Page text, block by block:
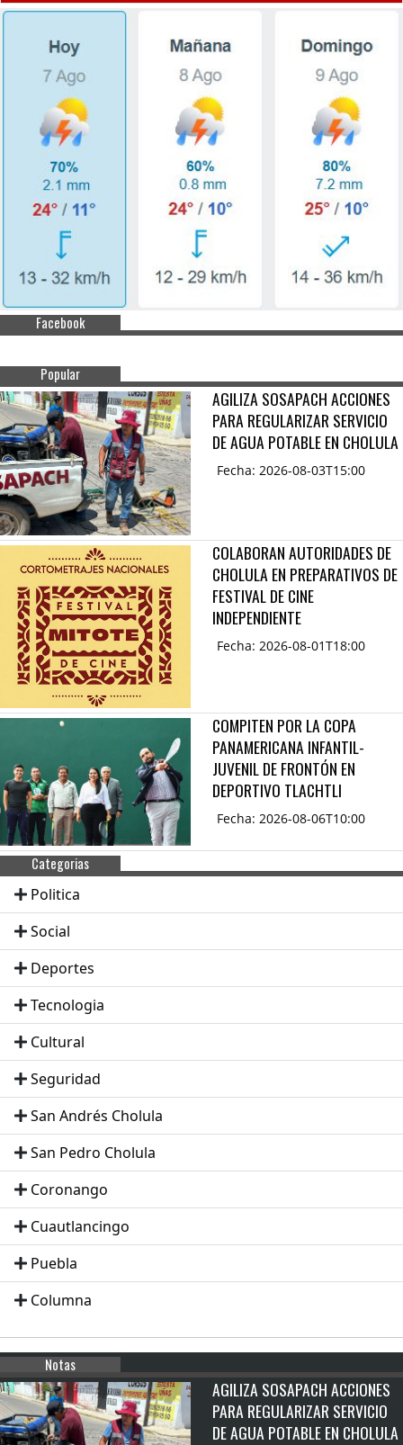
Facebook
Popular
AGILIZA SOSAPACH ACCIONES
PARA REGULARIZAR SERVICIO
DE AGUA POTABLE EN CHOLULA
Fecha: 2026-08-03T15:00
COLABORAN AUTORIDADES DE
CHOLULA EN PREPARATIVOS DE
FESTIVAL DE CINE
INDEPENDIENTE
Fecha: 2026-08-01T18:00
COMPITEN POR LA COPA
PANAMERICANA INFANTIL-
JUVENIL DE FRONTÓN EN
DEPORTIVO TLACHTLI
Fecha: 2026-08-06T10:00
Categorias
Politica
Social
Deportes
Tecnologia
Cultural
Seguridad
San Andrés Cholula
San Pedro Cholula
Coronango
Cuautlancingo
Puebla
Columna
Notas
AGILIZA SOSAPACH ACCIONES
PARA REGULARIZAR SERVICIO
DE AGUA POTABLE EN CHOLULA